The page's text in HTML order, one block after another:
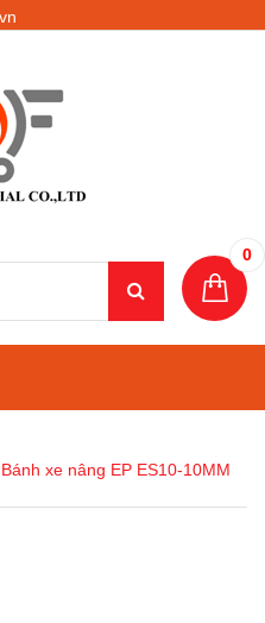
0
Bánh xe nâng EP ES10-10MM